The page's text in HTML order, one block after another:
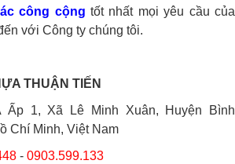
công cộng tốt nhất mọi yêu cầu của
với Công ty chúng tôi.
THUẬN TIẾN
Ấp 1, Xã Lê Minh Xuân, Huyện Bình
Chí Minh, Việt Nam
- 0903.599.133